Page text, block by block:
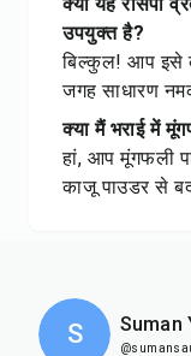
उपयुक्त है?
बिल्कुल! आप इसे
जगह साधारण
क्या मैं भराई में
हां, आप मूंगफली
काजू पाउडर से
S Suman